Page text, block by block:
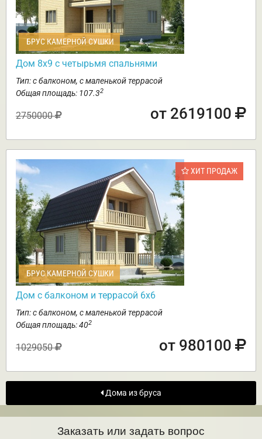
БРУС КАМЕРНОЙ СУШКИ
Дом 8х9 с четырьмя спальнями
Тип: с балконом, с маленькой террасой
Общая площадь: 107.32
2750000 от 2619100
ХИТ ПРОДАЖ
БРУС КАМЕРНОЙ СУШКИ
Дом с балконом и террасой 6х6
Тип: с балконом, с маленькой террасой
Общая площадь: 402
1029050 от 980100
Дома из бруса
Заказать или задать вопрос